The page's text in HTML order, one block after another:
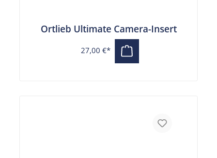
Ortlieb Ultimate Camera-Insert
27,00 €*